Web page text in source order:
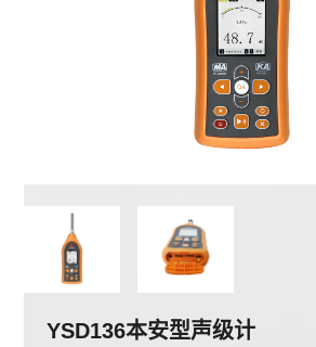
YSD136本安型声级计